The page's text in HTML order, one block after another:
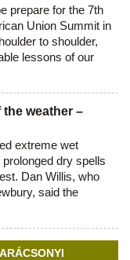
prepare for the 7th
Union Summit in
to shoulder,
lessons of our
the weather –
extreme wet
dry spells
Dan Willis, who
said the